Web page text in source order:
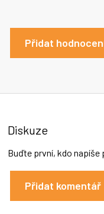
Přidat
Diskuze
Buďte první, kdo
Přidat komentář